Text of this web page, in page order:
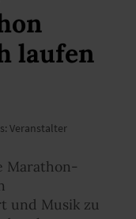
laufen
Veranstalter
Marathon-
und Musik zu